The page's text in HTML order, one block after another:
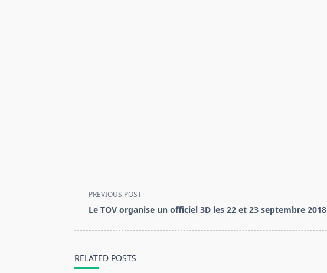
<span
class="nav-
text">Page</span>
PREVIOUS POST
Le TOV organise un officiel 3D les 22 et 23 septembre 2018
RELATED POSTS